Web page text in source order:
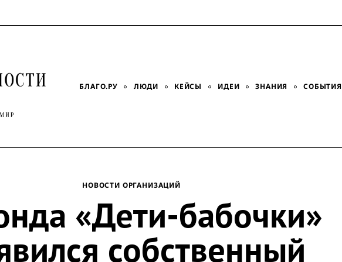
БЛАГО.РУ ЛЮДИ КЕЙСЫ ИДЕИ ЗНАНИЯ СОБЫТИЯ
НОВОСТИ ОРГАНИЗАЦИЙ
«Дети-бабочки»
собственный